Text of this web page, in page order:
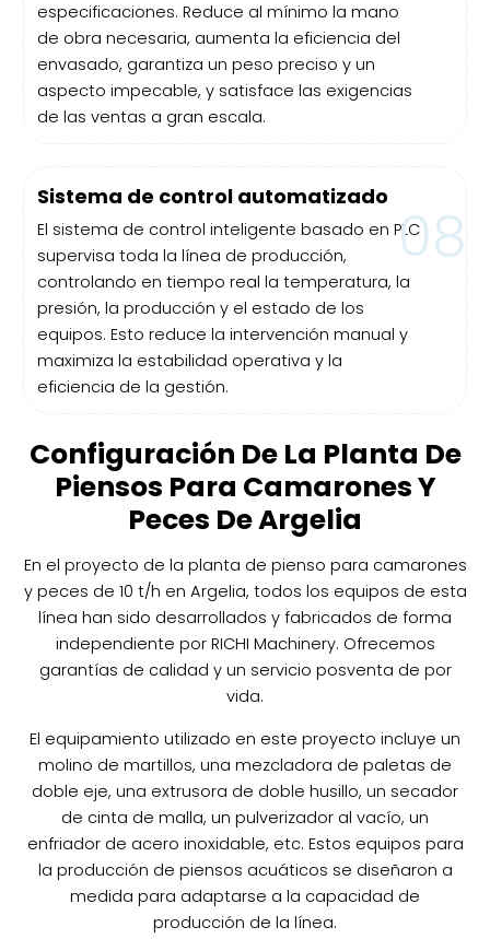
especificaciones. Reduce al mínimo la mano
de obra necesaria, aumenta la eficiencia del
envasado, garantiza un peso preciso y un
aspecto impecable, y satisface las exigencias
de las ventas a gran escala.
Sistema de control automatizado
El sistema de control inteligente basado en PLC
supervisa toda la línea de producción,
controlando en tiempo real la temperatura, la
presión, la producción y el estado de los
equipos. Esto reduce la intervención manual y
maximiza la estabilidad operativa y la
eficiencia de la gestión.
08
Configuración De La Planta De
Piensos Para Camarones Y
Peces De Argelia
En el proyecto de la planta de pienso para camarones
y peces de 10 t/h en Argelia, todos los equipos de esta
línea han sido desarrollados y fabricados de forma
independiente por RICHI Machinery. Ofrecemos
garantías de calidad y un servicio posventa de por
vida.
El equipamiento utilizado en este proyecto incluye un
molino de martillos, una mezcladora de paletas de
doble eje, una extrusora de doble husillo, un secador
de cinta de malla, un pulverizador al vacío, un
enfriador de acero inoxidable, etc. Estos equipos para
la producción de piensos acuáticos se diseñaron a
medida para adaptarse a la capacidad de
producción de la línea.